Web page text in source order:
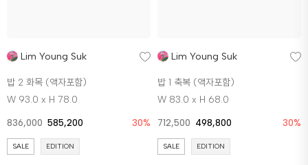
Lim Young Suk
밥 2 화목 (액자포함)
W 93.0 x H 78.0
836,000 585,200 30%
SALE EDITION
Lim Young Suk
밥 1 축복 (액자포함)
W 83.0 x H 68.0
712,500 498,800 30%
SALE EDITION